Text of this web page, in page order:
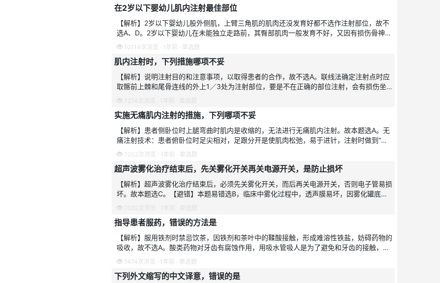
在2岁以下婴幼儿肌内注射最佳部位
【解析】2岁以下婴幼儿股外侧肌，上臂三角肌的肌肉还没发育好都不选作注射部位，故不
选A、D。2岁以下婴幼儿在未能独立走路前，其臀部肌肉一般发育不好，又因有损伤骨神经
的危险，故一般不选臀大肌，故不选B。宜
10114次浏览 · 1年前 · 单选题
肌内注射时，下列措施哪项不妥
【解析】说明注射目的和注意事项，以取得患者的合作，故不选A。联线法确定注射点时应
取髂前上棘和尾骨连线的外上1／3处为注射部位，要是不在正确的部位注射，会有损伤坐
骨神经的危险。故本题选B。进针和拔针要快
7274次浏览 · 1年前 · 单选题
实施无痛肌内注射的措施，下列哪项不妥
【解析】患者侧卧位时上腿弯曲时肌内是收缩的，无法进行无痛肌内注射。故本题选A。无
痛注射技术：患者俯卧位时足尖相对，足跟分开是使肌肉松弛，易于进针，注射时做到“二
快一慢”，即进针和拔针要快，推药液要慢，
7202次浏览 · 1年前 · 单选题
超声波雾化治疗结束后，先关雾化开关再关电源开关，是防止损坏
【解析】超声波雾化治疗结束后，必须先关雾化开关，而后再关电源开关，否则电子管易损
坏。故本题选C。【避错】本题易错选B，临床中雾化过程中，透声膜易坏，因雾化罐底部
的透声膜质脆易碎，操作时不可用力过猛，与
7062次浏览 · 1年前 · 单选题
指导患者服药，错误的方法是
【解析】服用铁剂时禁忌饮茶，因铁剂和茶叶中的鞣酸接触，形成难溶性铁盐，妨碍药物的
吸收，故不选A。酸类药物对牙齿有腐蚀作用，用吸水管吸人是为了避免和牙齿的接触，故
不选B。止咳糖浆对呼吸道黏膜起保护作用，
7474次浏览 · 1年前 · 单选题
下列外文缩写的中文译意，错误的是